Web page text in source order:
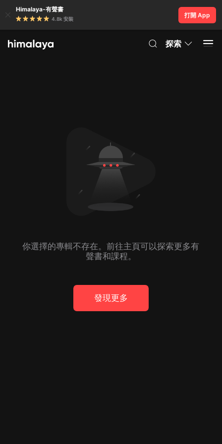
Himalaya-有聲書
4.8k 安裝
打開 App
探索
你選擇的專輯不存在。前往主頁可以探索更多有
聲書和課程。
發現更多